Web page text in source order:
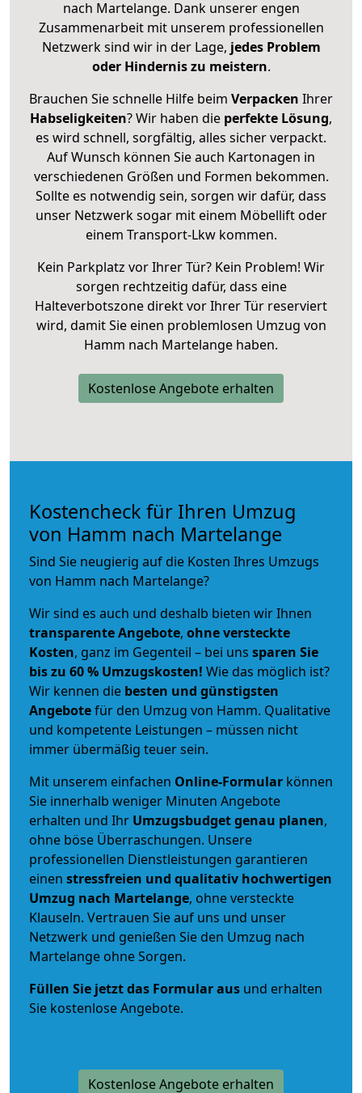
nach Martelange. Dank unserer engen
Zusammenarbeit mit unserem professionellen
Netzwerk sind wir in der Lage, jedes Problem
oder Hindernis zu meistern.
Brauchen Sie schnelle Hilfe beim Verpacken Ihrer
Habseligkeiten? Wir haben die perfekte Lösung,
es wird schnell, sorgfältig, alles sicher verpackt.
Auf Wunsch können Sie auch Kartonagen in
verschiedenen Größen und Formen bekommen.
Sollte es notwendig sein, sorgen wir dafür, dass
unser Netzwerk sogar mit einem Möbellift oder
einem Transport-Lkw kommen.
Kein Parkplatz vor Ihrer Tür? Kein Problem! Wir
sorgen rechtzeitig dafür, dass eine
Halteverbotszone direkt vor Ihrer Tür reserviert
wird, damit Sie einen problemlosen Umzug von
Hamm nach Martelange haben.
Kostenlose Angebote erhalten
Kostencheck für Ihren Umzug
von Hamm nach Martelange
Sind Sie neugierig auf die Kosten Ihres Umzugs
von Hamm nach Martelange?
Wir sind es auch und deshalb bieten wir Ihnen
transparente Angebote, ohne versteckte
Kosten, ganz im Gegenteil – bei uns sparen Sie
bis zu 60 % Umzugskosten! Wie das möglich ist?
Wir kennen die besten und günstigsten
Angebotefür den Umzug von Hamm. Qualitative
und kompetente Leistungen – müssen nicht
immer übermäßig teuer sein.
Mit unserem einfachen Online-Formular können
Sie innerhalb weniger Minuten Angebote
erhalten und Ihr Umzugsbudgetgenau planen,
ohne böse Überraschungen. Unsere
professionellen Dienstleistungen garantieren
einen stressfreien und qualitativ hochwertigen
Umzug nach Martelange, ohne versteckte
Klauseln. Vertrauen Sie auf uns und unser
Netzwerk und genießen Sie den Umzug nach
Martelange ohne Sorgen.
Füllen Sie jetzt das Formular aus und erhalten
Sie kostenlose Angebote.
Kostenlose Angebote erhalten